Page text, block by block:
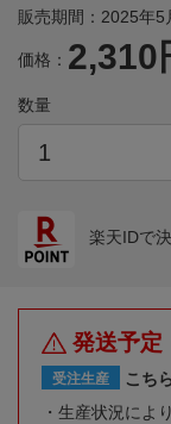
販売期間：2025年
価格： 2,310
数量
楽天IDで
発送予定
受注生産
こち
生産状況によ